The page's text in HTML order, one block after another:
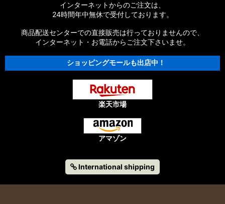
インターネットからのご注文は、
24時間年中無休で受付しております。
商品配送センターでの直接販売は行っておりませんので、
インターネット・お電話からご注文下さいませ。
ショッピングモールも出店中！
楽天市場
アマゾン
International shipping